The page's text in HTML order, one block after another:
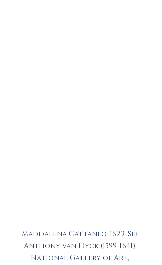
Maddalena Cattaneo, 1623, Sir
Anthony van Dyck (1599-1641),
National Gallery of Art,